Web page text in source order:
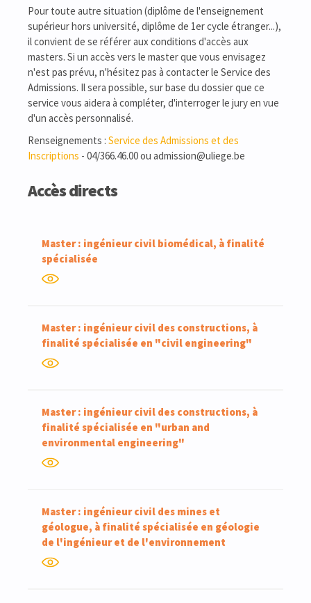
Pour toute autre situation (diplôme de l'enseignement
supérieur hors université, diplôme de 1er cycle étranger...),
il convient de se référer aux conditions d'accès aux
masters. Si un accès vers le master que vous envisagez
n'est pas prévu, n'hésitez pas à contacter le Service des
Admissions. Il sera possible, sur base du dossier que ce
service vous aidera à compléter, d'interroger le jury en vue
d'un accès personnalisé.
Renseignements : Service des Admissions et des
Inscriptions - 04/366.46.00 ou admission@uliege.be
Accès directs
Master : ingénieur civil biomédical, à finalité
spécialisée
Master : ingénieur civil des constructions, à
finalité spécialisée en "civil engineering"
Master : ingénieur civil des constructions, à
finalité spécialisée en "urban and
environmental engineering"
Master : ingénieur civil des mines et
géologue, à finalité spécialisée en géologie
de l'ingénieur et de l'environnement